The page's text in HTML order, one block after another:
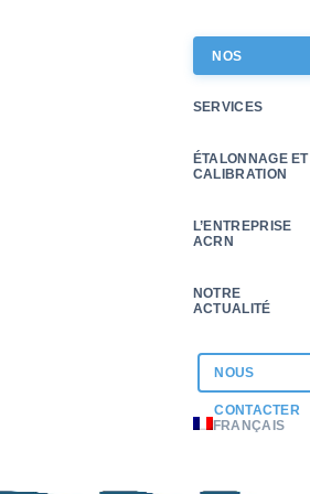
NOS
SERVICES
ÉTALONNAGE ET
CALIBRATION
L’ENTREPRISE
ACRN
NOTRE
ACTUALITÉ
NOUS
CONTACTER
FRANÇAIS